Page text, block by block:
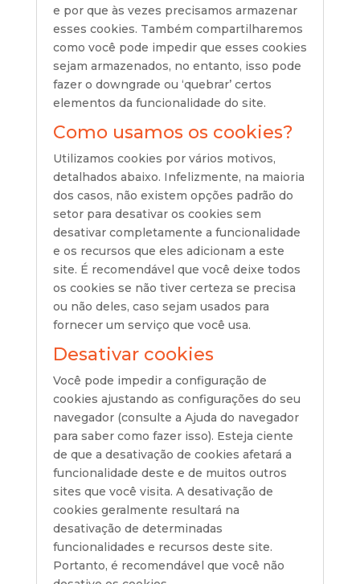
e por que às vezes precisamos armazenar
esses cookies. Também compartilharemos
como você pode impedir que esses cookies
sejam armazenados, no entanto, isso pode
fazer o downgrade ou ‘quebrar’ certos
elementos da funcionalidade do site.
Como usamos os cookies?
Utilizamos cookies por vários motivos,
detalhados abaixo. Infelizmente, na maioria
dos casos, não existem opções padrão do
setor para desativar os cookies sem
desativar completamente a funcionalidade
e os recursos que eles adicionam a este
site. É recomendável que você deixe todos
os cookies se não tiver certeza se precisa
ou não deles, caso sejam usados ​​para
fornecer um serviço que você usa.
Desativar cookies
Você pode impedir a configuração de
cookies ajustando as configurações do seu
navegador (consulte a Ajuda do navegador
para saber como fazer isso). Esteja ciente
de que a desativação de cookies afetará a
funcionalidade deste e de muitos outros
sites que você visita. A desativação de
cookies geralmente resultará na
desativação de determinadas
funcionalidades e recursos deste site.
Portanto, é recomendável que você não